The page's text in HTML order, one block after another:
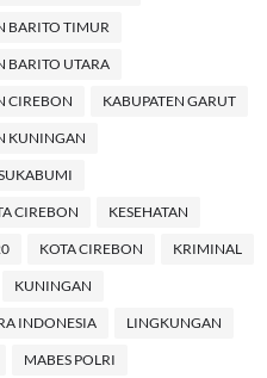
BARITO TIMUR
BARITO UTARA
CIREBON KABUPATEN GARUT
KUNINGAN
CIREBON KESEHATAN
KOTA CIREBON KRIMINAL
KUNINGAN
INDONESIA LINGKUNGAN
MABES POLRI